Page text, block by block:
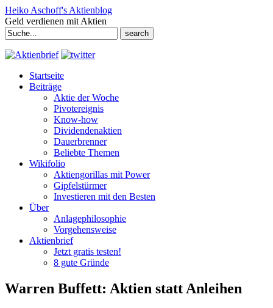
Heiko Aschoff's Aktienblog
Geld verdienen mit Aktien
Search
for:
Startseite
Beiträge
Aktie der Woche
Pivotereignis
Know-how
Dividendenaktien
Dauerbrenner
Beliebte Themen
Wikifolio
Aktiengorillas mit Power
Gipfelstürmer
Investieren mit den Besten
Über
Anlagephilosophie
Vorgehensweise
Aktienbrief
Jetzt gratis testen!
8 gute Gründe
Warren Buffett: Aktien statt Anleihen